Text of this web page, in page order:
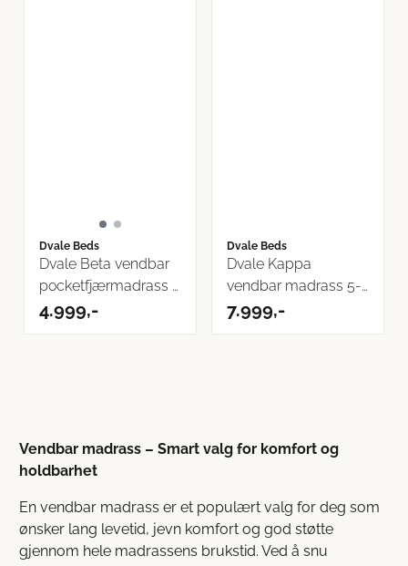
Dvale Beds
Dvale Beta vendbar
pocketfjærmadrass |
Velg ...
4.999,-
Dvale Beds
Dvale Kappa
vendbar madrass 5-
soner | Velg ...
7.999,-
Vendbar madrass – Smart valg for komfort og
holdbarhet
En vendbar madrass er et populært valg for deg som
ønsker lang levetid, jevn komfort og god støtte
gjennom hele madrassens brukstid. Ved å snu